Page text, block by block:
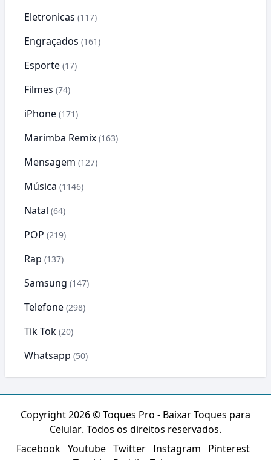
Eletronicas (117)
Engraçados (161)
Esporte (17)
Filmes (74)
iPhone (171)
Marimba Remix (163)
Mensagem (127)
Música (1146)
Natal (64)
POP (219)
Rap (137)
Samsung (147)
Telefone (298)
Tik Tok (20)
Whatsapp (50)
Copyright 2026 ©Toques Pro - Baixar Toques para
Celular. Todos os direitos reservados.
Facebook Youtube Twitter Instagram
Pinterest